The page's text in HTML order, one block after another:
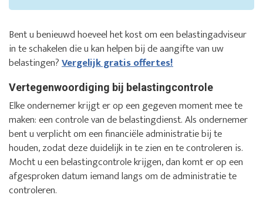
Bent u benieuwd hoeveel het kost om een belastingadviseur
in te schakelen die u kan helpen bij de aangifte van uw
belastingen?Vergelijk gratis offertes!
Vertegenwoordiging bij belastingcontrole
Elke ondernemer krijgt er op een gegeven moment mee te
maken: een controle van de belastingdienst. Als ondernemer
bent u verplicht om een financiële administratie bij te
houden, zodat deze duidelijk in te zien en te controleren is.
Mocht u een belastingcontrole krijgen, dan komt er op een
afgesproken datum iemand langs om de administratie te
controleren.